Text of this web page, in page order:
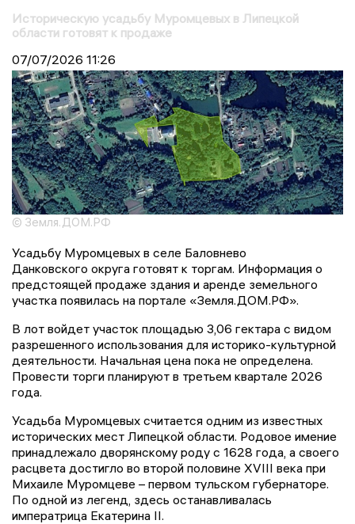
Историческую усадьбу Муромцевых в Липецкой
области готовят к продаже
07/07/2026 11:26
© Земля.ДОМ.РФ
Усадьбу Муромцевых в селе Баловнево
Данковского округа готовят к торгам. Информация о
предстоящей продаже здания и аренде земельного
участка появилась на портале «Земля.ДОМ.РФ».
В лот войдет участок площадью 3,06 гектара с видом
разрешенного использования для историко-культурной
деятельности. Начальная цена пока не определена.
Провести торги планируют в третьем квартале 2026
года.
Усадьба Муромцевых считается одним из известных
исторических мест Липецкой области. Родовое имение
принадлежало дворянскому роду с 1628 года, а своего
расцвета достигло во второй половине XVIII века при
Михаиле Муромцеве – первом тульском губернаторе.
По одной из легенд, здесь останавливалась
императрица Екатерина II.